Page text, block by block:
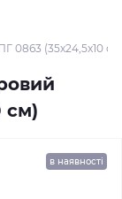
0863 (35x24,5x10
см)
в наявності